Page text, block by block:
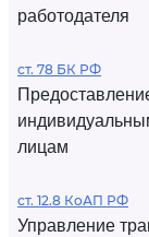
работодателя
ст. 78 БК РФ
лицам
ст. 12.8 КоАП РФ
Управление